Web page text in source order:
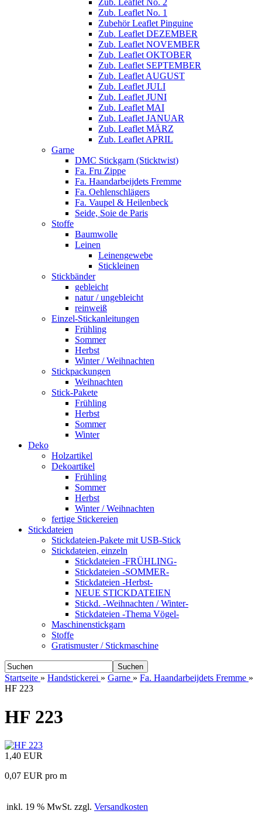
Zub. Leaflet No. 1
Zubehör Leaflet Pinguine
Zub. Leaflet DEZEMBER
Zub. Leaflet NOVEMBER
Zub. Leaflet OKTOBER
Zub. Leaflet SEPTEMBER
Zub. Leaflet AUGUST
Zub. Leaflet JULI
Zub. Leaflet JUNI
Zub. Leaflet MAI
Zub. Leaflet JANUAR
Zub. Leaflet MÄRZ
Zub. Leaflet APRIL
Garne
DMC Stickgarn (Sticktwist)
Fa. Fru Zippe
Fa. Haandarbeijdets Fremme
Fa. Oehlenschlägers
Fa. Vaupel & Heilenbeck
Seide, Soie de Paris
Stoffe
Baumwolle
Leinen
Leinengewebe
Stickleinen
Stickbänder
gebleicht
natur / ungebleicht
reinweiß
Einzel-Stickanleitungen
Frühling
Sommer
Herbst
Winter / Weihnachten
Stickpackungen
Weihnachten
Stick-Pakete
Frühling
Herbst
Sommer
Winter
Deko
Holzartikel
Dekoartikel
Frühling
Sommer
Herbst
Winter / Weihnachten
fertige Stickereien
Stickdateien
Stickdateien-Pakete mit USB-Stick
Stickdateien, einzeln
Stickdateien -FRÜHLING-
Stickdateien -SOMMER-
Stickdateien -Herbst-
NEUE STICKDATEIEN
Stickd. -Weihnachten / Winter-
Stickdateien -Thema Vögel-
Maschinenstickgarn
Stoffe
Gratismuster / Stickmaschine
Suchen
Startseite » Handstickerei » Garne » Fa. Haandarbeijdets Fremme »
HF 223
HF 223
1,40 EUR
0,07 EUR pro m
inkl. 19 % MwSt. zzgl. Versandkosten